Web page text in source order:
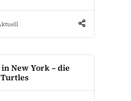
New York – die